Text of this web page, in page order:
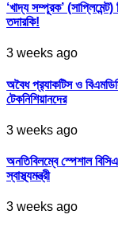
‘খাদ্য সম্পূরক’
তদারকি!
3 weeks ago
অবৈধ প্র‍্যাকটিস ও
টেকনিশিয়ানদের
3 weeks ago
অনতিবিলম্বে স্পেশাল
স্বাস্থ্যমন্ত্রী
3 weeks ago